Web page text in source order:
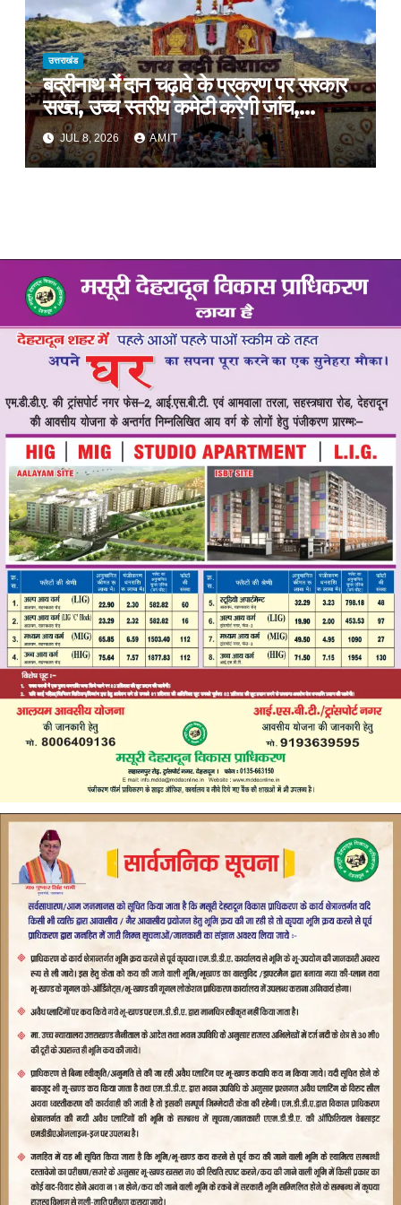
उत्तराखंड
बद्रीनाथ में दान चढ़ावे के प्रकरण पर सरकार
सख्त, उच्च स्तरीय कमेटी करेगी जांच,
अनुशासनहीनता पर एक कार्मिक निलंबित
JUL 8, 2026 AMIT